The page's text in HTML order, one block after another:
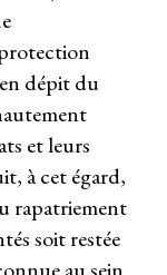
dépit du
et leurs
à cet égard,
rapatriement
soit restée
au sein